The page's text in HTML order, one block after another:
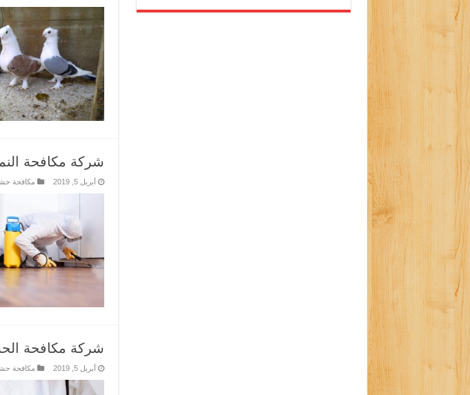
شركة مكافحة النمل
أبريل 5, 2019 مكافحة
شركة مكافحة الحشرات
أبريل 5, 2019 مكافحة